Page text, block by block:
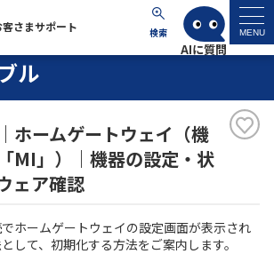
さまサポート 検索 MENU
サポート
ップ
から探す
質問
ル
ホームゲートウェイ（機
MI」）｜機器の設定・状
ェア確認
ホームゲートウェイの設定画面が表示され
して、初期化する方法をご案内します。